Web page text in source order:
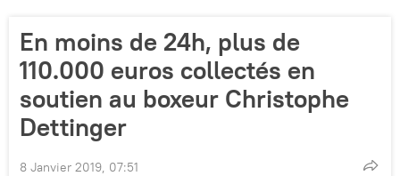
En moins de 24h, plus de
110.000 euros collectés en
soutien au boxeur Christophe
Dettinger
8 Janvier 2019, 07:51